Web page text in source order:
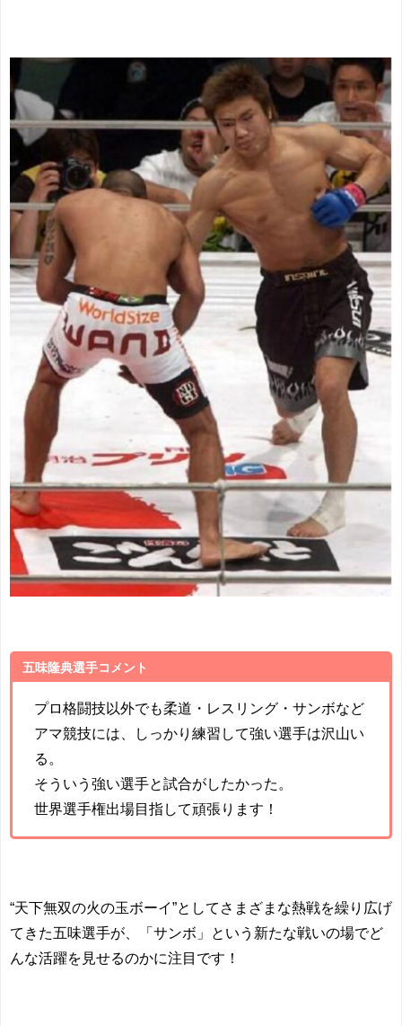
五味隆典選手コメント
プロ格闘技以外でも柔道・レスリング・サンボなど
アマ競技には、しっかり練習して強い選手は沢山い
る。
そういう強い選手と試合がしたかった。
世界選手権出場目指して頑張ります！
“天下無双の火の玉ボーイ”としてさまざまな熱戦を繰り広げ
てきた五味選手が、「サンボ」という新たな戦いの場でど
んな活躍を見せるのかに注目です！